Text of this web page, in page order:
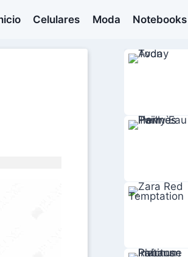
Celulares Moda Notebooks